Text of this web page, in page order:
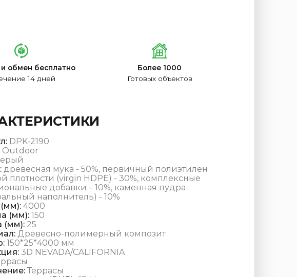
и обмен бесплатно
14 дней
Более 1000
Готовых объектов
DPK-2190
Outdoor
древесная мука - 50%, первичный полиэтилен
плотности (virgin HDPE) - 30%, комплексные
добавки – 10%, каменная пудра
наполнитель) - 10%
4000
(мм): 150
(мм): 25
Древесно-полимерный композит
150*25*4000 мм
3D NEVADA/CALIFORNIA
Террасы